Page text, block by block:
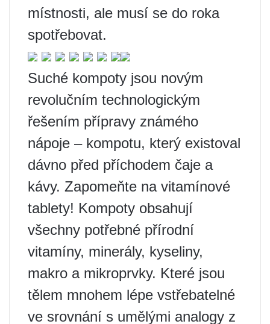
místnosti, ale musí se do roka
spotřebovat.
Suché kompoty jsou novým
revolučním technologickým
řešením přípravy známého
nápoje – kompotu, který existoval
dávno před příchodem čaje a
kávy. Zapomeňte na vitamínové
tablety! Kompoty obsahují
všechny potřebné přírodní
vitamíny, minerály, kyseliny,
makro a mikroprvky. Které jsou
tělem mnohem lépe vstřebatelné
ve srovnání s umělými analogy z